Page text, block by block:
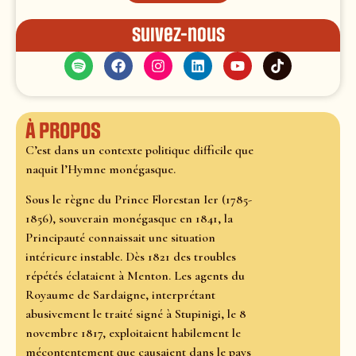
Suivez-nous
À propos
C’est dans un contexte politique difficile que
naquit l’Hymne monégasque.
Sous le règne du Prince Florestan Ier (1785-
1856), souverain monégasque en 1841, la
Principauté connaissait une situation
intérieure instable. Dès 1821 des troubles
répétés éclataient à Menton. Les agents du
Royaume de Sardaigne, interprétant
abusivement le traité signé à Stupinigi, le 8
novembre 1817, exploitaient habilement le
mécontentement que causaient dans le pays